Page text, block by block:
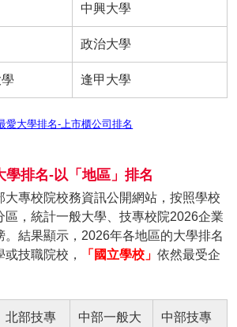
中興大學
政治大學
逢甲大學
愛大學排名-上市櫃公司排名
學排名-以「地區」排名
大專校院校務資訊公開網站，按照學校
區，統計一般大學、技專校院2026企業
。結果顯示，2026年各地區的大學排名
技職院校，
「國立學校」依然最受企
北部技專
中部一般大
中部技專